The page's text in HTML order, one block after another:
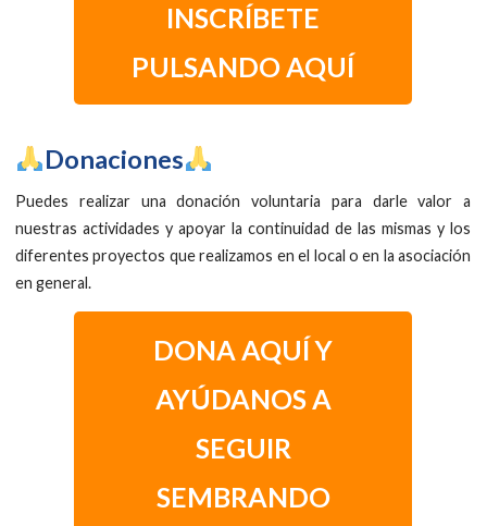
INSCRÍBETE
PULSANDO AQUÍ
​Donaciones
Puedes realizar una donación voluntaria para darle valor a
nuestras actividades y apoyar la continuidad de las mismas y los
diferentes proyectos que realizamos en el local o en la asociación
en general.
DONA AQUÍ Y
AYÚDANOS A
SEGUIR
SEMBRANDO